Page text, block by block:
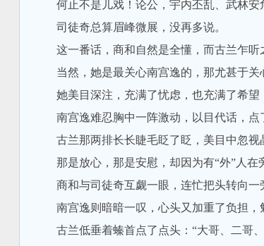
何止不是儿戏！论公，宇内丕乱、武林安
司徒奇总算眉峰微展，没再多说。
这一番话，商和自然是全懂，而古兰乍听
当然，她是最关心南宫逸的，那尤甚于关
她美目深注，充满了忧虑，也充满了希望
南宫逸难忍胸中一阵激动，以目代话，点
古兰那两排长长睫毛眨了眨，美目中忽视
那是放心，那是安慰，却因为有“外”人在
商和与司徒奇互觑一眼，连忙把头转向一
南宫逸则暗暗一叹，心头又加重了负担，
古兰低垂着螓首点了点头：“大哥、二哥、